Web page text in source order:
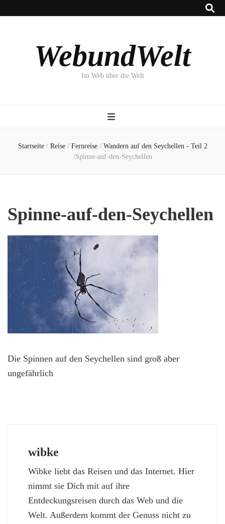
WebundWelt
Im Web über die Welt
Startseite / Reise / Fernreise / Wandern auf den Seychellen - Teil 2
/Spinne-auf-den-Seychellen
Spinne-auf-den-Seychellen
Die Spinnen auf den Seychellen sind groß aber
ungefährlich
wibke
Wibke liebt das Reisen und das Internet. Hier
nimmt sie Dich mit auf ihre
Entdeckungsreisen durch das Web und die
Welt. Außerdem kommt der Genuss nicht zu